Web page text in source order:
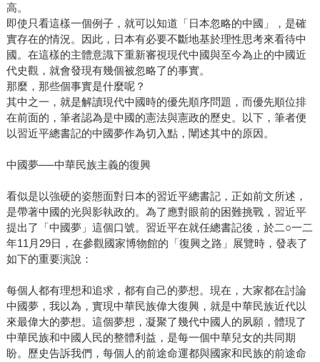
高。
即使只看這樣一個例子，就可以知道「日本忽略的中國」，是確
實存在的情況。因此，日本有必要不斷地基於理性思考來看待中
國。在這樣的主體意識下重新審視現代中國與至今為止的中國近
代史觀，就會發現有幾個被忽略了的事實。
那麼，那些個事實是什麼呢？
其中之一，就是解讀現代中國時的優先順序問題，而優先順位排
在前面的，筆者認為是中國的憲法與憲政的歷史。以下，筆者便
以習近平總書記的中國夢作為切入點，闡述其中的原因。
中國夢──中華民族主義的復興
看似是以強硬的姿態面對日本的習近平總書記，正如前文所述，
是帶著中國的光與影執政的。為了應對眼前的困難挑戰，習近平
提出了「中國夢」這個口號。習近平在就任總書記後，於二○一二
年11月29日，在參觀國家博物館的「復興之路」展覽時，發表了
如下的重要演說：
每個人都有理想和追求，都有自己的夢想。現在，大家都在討論
中國夢，我以為，實現中華民族偉大復興，就是中華民族近代以
來最偉大的夢想。這個夢想，凝聚了幾代中國人的夙願，體現了
中華民族和中國人民的整體利益，是每一個中華兒女的共同期
盼。歷史告訴我們，每個人的前途命運都與國家和民族的前途命